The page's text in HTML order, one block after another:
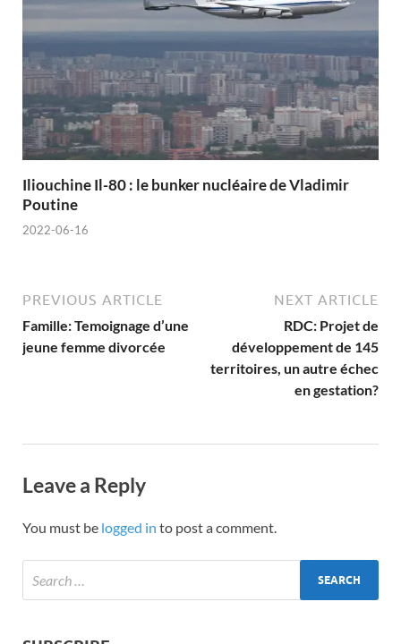
Iliouchine Il-80 : le bunker nucléaire de Vladimir
Poutine
2022-06-16
PREVIOUS ARTICLE
Famille: Temoignage d’une
jeune femme divorcée
NEXT ARTICLE
RDC: Projet de
développement de 145
territoires, un autre échec
en gestation?
Leave a Reply
You must be logged in to post a comment.